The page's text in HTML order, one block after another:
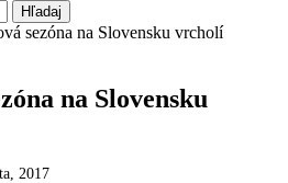
Hľadaj
sezóna na Slovensku vrcholí
na Slovensku
2017